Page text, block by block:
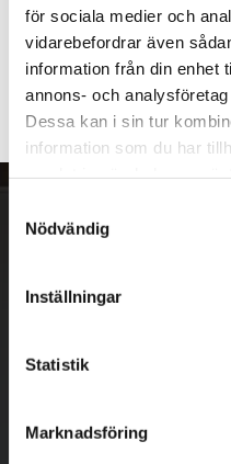
för sociala medier och
vidarebefordrar även
information från din enhet
annons- och
Dessa kan i sin tur
information som du har
Nödvändig
Inställningar
Statistik
Marknadsföring
295 kr
Nyhetsbrev